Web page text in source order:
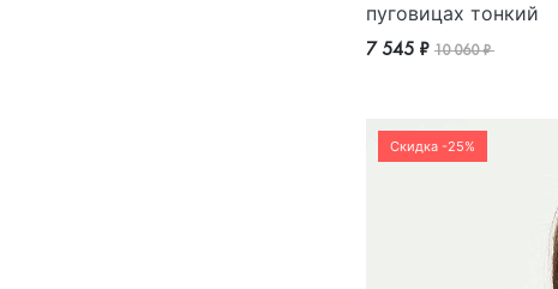
пуговицах тонкий
7 545 ₽ 10 060 ₽
Скидка -25%